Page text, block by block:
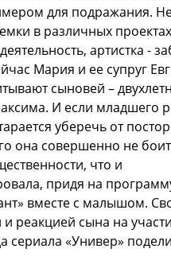
для подражания.
в различных
артистка -
Мария и ее супруг
сыновей –
И если младшего
уберечь от
она совершенно не
что и
придя на
вместе с малышом.
реакцией сына на
сериала «Универ»